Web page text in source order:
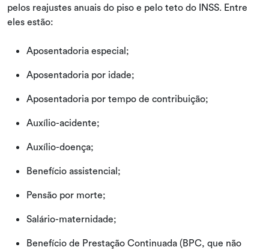
pelos reajustes anuais do piso e pelo teto do INSS. Entre
eles estão:
Aposentadoria especial;
Aposentadoria por idade;
Aposentadoria por tempo de contribuição;
Auxílio-acidente;
Auxílio-doença;
Benefício assistencial;
Pensão por morte;
Salário-maternidade;
Benefício de Prestação Continuada (BPC, que não